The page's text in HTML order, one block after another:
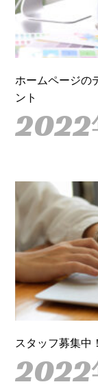
ホームページの
ント
2022
スタッフ募集中！
2022